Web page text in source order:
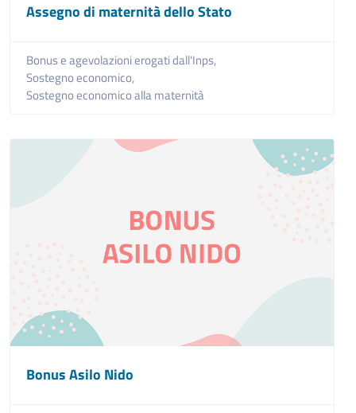
Assegno di maternità dello Stato
Bonus e agevolazioni erogati dall'Inps,
Sostegno economico,
Sostegno economico alla maternità
Bonus Asilo Nido